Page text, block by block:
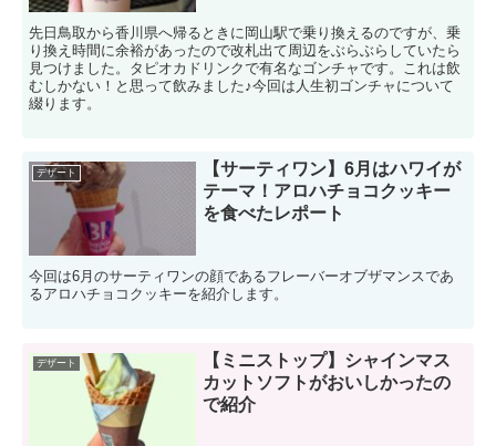
先日鳥取から香川県へ帰るときに岡山駅で乗り換えるのですが、乗
り換え時間に余裕があったので改札出て周辺をぶらぶらしていたら
見つけました。タピオカドリンクで有名なゴンチャです。これは飲
むしかない！と思って飲みました♪今回は人生初ゴンチャについて
綴ります。
デザート
【サーティワン】6月はハワイが
テーマ！アロハチョコクッキー
を食べたレポート
今回は6月のサーティワンの顔であるフレーバーオブザマンスであ
るアロハチョコクッキーを紹介します。
デザート
【ミニストップ】シャインマス
カットソフトがおいしかったの
で紹介